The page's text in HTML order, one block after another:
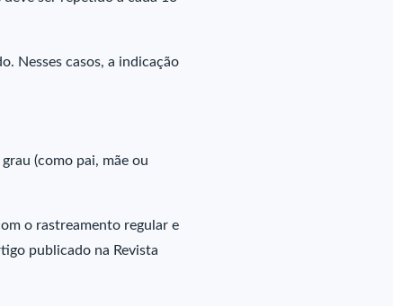
Nesses casos, a indicação
(como pai, mãe ou
o rastreamento regular e
publicado na Revista